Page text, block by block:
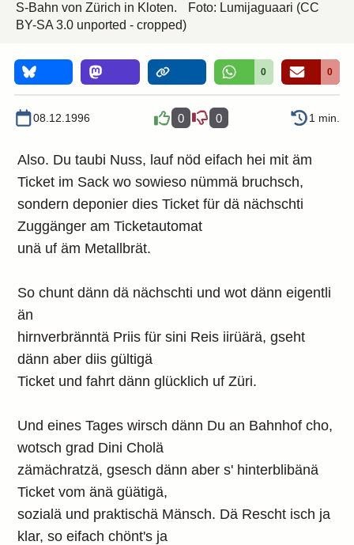
S-Bahn von Zürich in Kloten. Foto: Lumijaguaari (CC
BY-SA 3.0 unported - cropped)
0 0
08.12.1996 0 0 1 min.
Also. Du taubi Nuss, lauf nöd eifach hei mit äm
Ticket im Sack wo sowieso nümmä bruchsch,
sondern deponier dies Ticket für dä nächschti
Zuggänger am Ticketautomat
unä uf äm Metallbrät.
So chunt dänn dä nächschti und wot dänn eigentli
än
hirnverbränntä Priis für sini Reis iirüärä, gseht
dänn aber diis gültigä
Ticket und fahrt dänn glücklich uf Züri.
Und eines Tages wirsch dänn Du an Bahnhof cho,
wotsch grad Dini Cholä
zämächratzä, gsesch dänn aber s' hinterblibänä
Ticket vom änä güätigä,
sozialä und praktischä Mänsch. Dä Rescht isch ja
klar, so eifach chönt's ja